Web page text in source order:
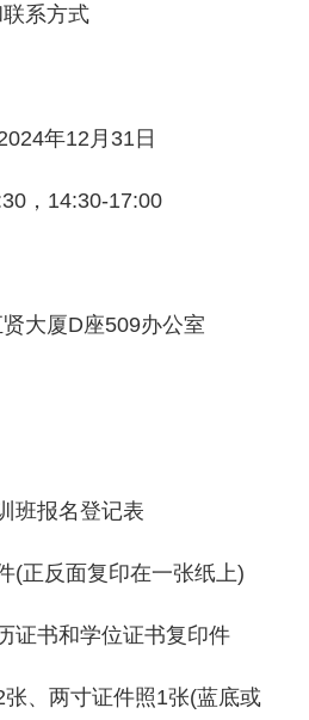
系方式
年12月31日
，14:30-17:00
大厦D座509办公室
班报名登记表
(正反面复印在一张纸上)
证书和学位证书复印件
、两寸证件照1张(蓝底或